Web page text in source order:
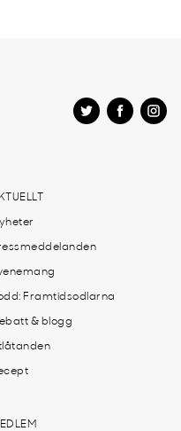
Framtidsodlarna
& blogg